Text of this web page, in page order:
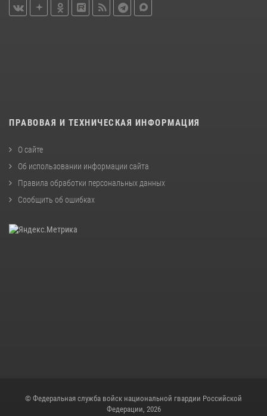
ПРАВОВАЯ И ТЕХНИЧЕСКАЯ ИНФОРМАЦИЯ
О сайте
Об использовании информации сайта
Правила обработки персональных данных
Сообщить об ошибках
© Федеральная служба войск национальной гвардии Российской
Федерации, 2026